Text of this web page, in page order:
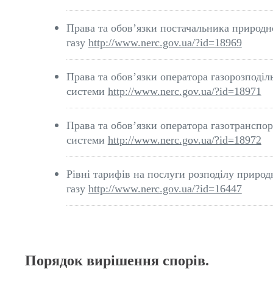
Права та обов’язки постачальника
газу http://www.nerc.gov.ua/?id=18969
Права та обов’язки оператора
системи http://www.nerc.gov.ua/?id=18971
Права та обов’язки оператора
системи http://www.nerc.gov.ua/?id=18972
Рівні тарифів на послуги розподілу
газу http://www.nerc.gov.ua/?id=16447
Порядок вирішення спорів.